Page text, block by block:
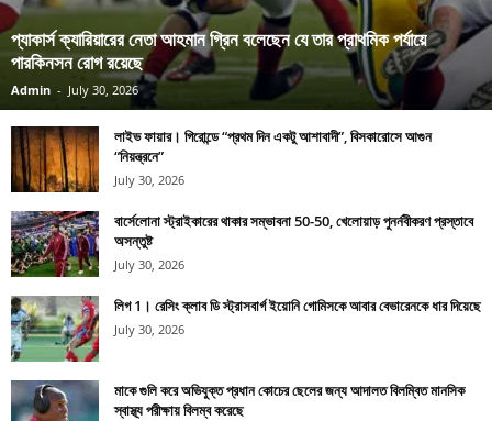
প্যাকার্স ক্যারিয়ারের নেতা আহমান গ্রিন বলেছেন যে তার প্রাথমিক পর্যায়ে
পারকিনসন রোগ রয়েছে
Admin - July 30, 2026
লাইভ ফায়ার। গিরোন্ডে “প্রথম দিন একটু আশাবাদী”, বিসকারোসে আগুন
“নিয়ন্ত্রনে”
July 30, 2026
বার্সেলোনা স্ট্রাইকারের থাকার সম্ভাবনা 50-50, খেলোয়াড় পুনর্নবীকরণ প্রস্তাবে
অসন্তুষ্ট
July 30, 2026
লিগ 1। রেসিং ক্লাব ডি স্ট্রাসবার্গ ইয়োনি গোমিসকে আবার বেভারেনকে ধার দিয়েছে
July 30, 2026
মাকে গুলি করে অভিযুক্ত প্রধান কোচের ছেলের জন্য আদালত বিলম্বিত মানসিক
স্বাস্থ্য পরীক্ষায় বিলম্ব করেছে